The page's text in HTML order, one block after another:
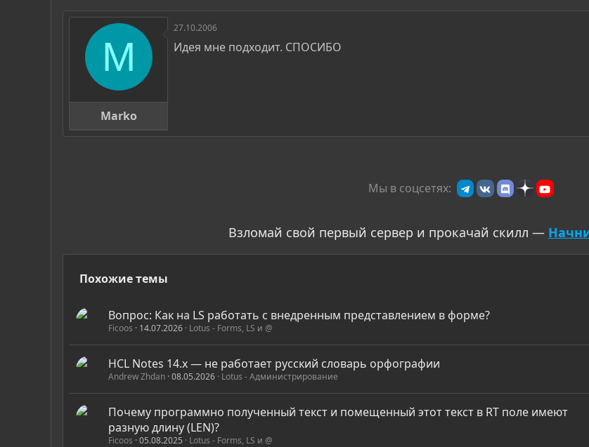
M
Marko
27.10.2006
Идея мне подходит. СПОСИБО
Мы в соцсетях:
Взломай свой первый сервер и прокачай скилл —
Похожие темы
Вопрос: Как на LS работать с внедренным представлением в форме?
Ficoos 14.07.2026 Lotus - Forms, LS и @
HCL Notes 14.x — не работает русский словарь орфографии
Andrew Zhdan 08.05.2026 Lotus - Администрирование
Почему программно полученный текст и помещенный этот текст в RT поле имеют
разную длину (LEN)?
Ficoos 05.08.2025 Lotus - Forms, LS и @